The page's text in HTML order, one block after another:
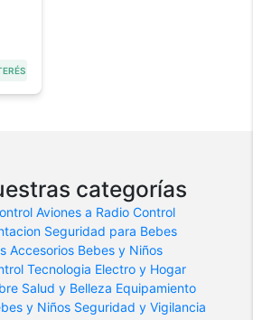
categorías
Aviones a Radio Control
Seguridad para Bebes
Accesorios Bebes y Niños
Tecnologia Electro y Hogar
Salud y Belleza Equipamiento
y Niños Seguridad y Vigilancia